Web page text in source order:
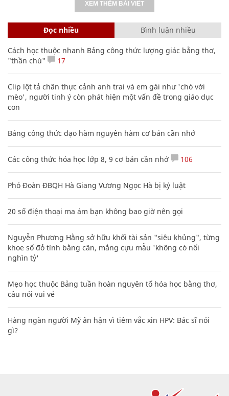
XEM THÊM BÀI VIẾT
Đọc nhiều Bình luận nhiều
Cách học thuộc nhanh Bảng công thức lượng giác bằng thơ,
"thần chú"
17
Clip lột tả chân thực cảnh anh trai và em gái như 'chó với
mèo', người tinh ý còn phát hiện một vấn đề trong giáo dục
con
Bảng công thức đạo hàm nguyên hàm cơ bản cần nhớ
Các công thức hóa học lớp 8, 9 cơ bản cần nhớ 106
Phó Đoàn ĐBQH Hà Giang Vương Ngọc Hà bị kỷ luật
20 số điện thoại ma ám bạn không bao giờ nên gọi
Nguyễn Phương Hằng sở hữu khối tài sản "siêu khủng", từng
khoe sổ đỏ tính bằng cân, mắng cựu mẫu 'không có nổi
nghìn tỷ'
Mẹo học thuộc Bảng tuần hoàn nguyên tố hóa học bằng thơ,
câu nói vui vẻ
Hàng ngàn người Mỹ ân hận vì tiêm vắc xin HPV: Bác sĩ nói
gì?